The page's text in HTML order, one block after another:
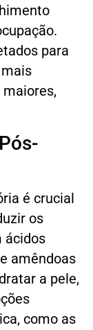
para
é crucial
os
ácidos
amêndoas
a pele,
como as